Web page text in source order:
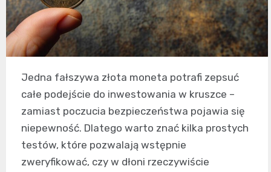
Jedna fałszywa złota moneta potrafi zepsuć
całe podejście do inwestowania w kruszce –
zamiast poczucia bezpieczeństwa pojawia się
niepewność. Dlatego warto znać kilka prostych
testów, które pozwalają wstępnie
zweryfikować, czy w dłoni rzeczywiście